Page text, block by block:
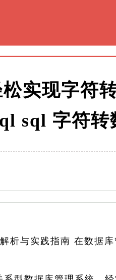
实现字符
sql 字符转
析与实践指南 在数据